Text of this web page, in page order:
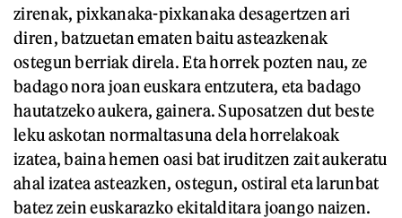
zirenak, pixkanaka-pixkanaka desagertzen ari
diren, batzuetan ematen baitu asteazkenak
ostegun berriak direla. Eta horrek pozten nau, ze
badago nora joan euskara entzutera, eta badago
hautatzeko aukera, gainera. Suposatzen dut beste
leku askotan normaltasuna dela horrelakoak
izatea, baina hemen oasi bat iruditzen zait aukeratu
ahal izatea asteazken, ostegun, ostiral eta larunbat
batez zein euskarazko ekitalditara joango naizen.